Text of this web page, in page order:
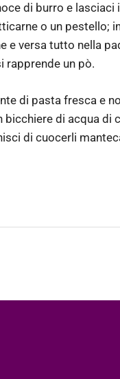
di burro e
o un pestello;
e versa tutto nella
rapprende un pò.
di pasta fresca e
di acqua
di cuocerli